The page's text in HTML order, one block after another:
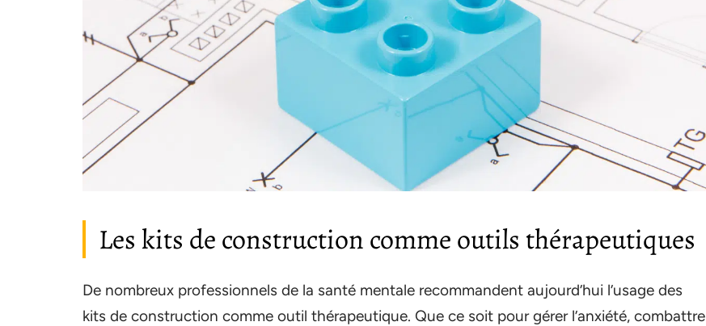
Les kits de construction comme outils thérapeutiques
De nombreux professionnels de la santé mentale recommandent aujourd’hui l’usage des
kits de construction comme outil thérapeutique. Que ce soit pour gérer l’anxiété, combattre